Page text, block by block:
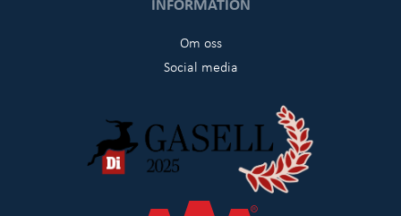
Om oss
Social media